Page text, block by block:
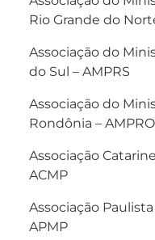
Rio Grande do
Associação do
do Sul – AMPRS
Associação do
Rondônia – AMPRO
Associação
ACMP
Associação
APMP